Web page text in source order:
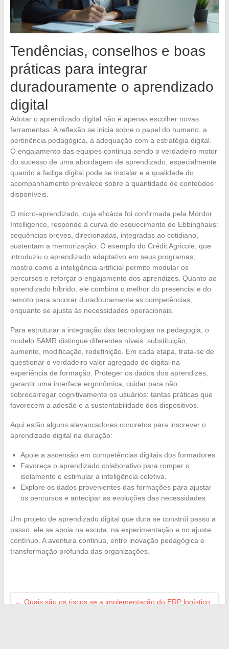
Tendências, conselhos e boas
práticas para integrar
duradouramente o aprendizado
digital
Adotar o aprendizado digital não é apenas escolher novas
ferramentas. A reflexão se inicia sobre o papel do humano, a
pertinência pedagógica, a adequação com a estratégia digital.
O engajamento das equipes continua sendo o verdadeiro motor
do sucesso de uma abordagem de aprendizado, especialmente
quando a fadiga digital pode se instalar e a qualidade do
acompanhamento prevalece sobre a quantidade de conteúdos
disponíveis.
O micro-aprendizado, cuja eficácia foi confirmada pela Mordor
Intelligence, responde à curva de esquecimento de Ebbinghaus:
sequências breves, direcionadas, integradas ao cotidiano,
sustentam a memorização. O exemplo do Crédit Agricole, que
introduziu o aprendizado adaptativo em seus programas,
mostra como a inteligência artificial permite modular os
percursos e reforçar o engajamento dos aprendizes. Quanto ao
aprendizado híbrido, ele combina o melhor do presencial e do
remoto para ancorar duradouramente as competências,
enquanto se ajusta às necessidades operacionais.
Para estruturar a integração das tecnologias na pedagogia, o
modelo SAMR distingue diferentes níveis: substituição,
aumento, modificação, redefinição. Em cada etapa, trata-se de
questionar o verdadeiro valor agregado do digital na
experiência de formação. Proteger os dados dos aprendizes,
garantir uma interface ergonômica, cuidar para não
sobrecarregar cognitivamente os usuários: tantas práticas que
favorecem a adesão e a sustentabilidade dos dispositivos.
Aqui estão alguns alavancadores concretos para inscrever o
aprendizado digital na duração:
Apoie a ascensão em competências digitais dos formadores.
Favoreça o aprendizado colaborativo para romper o
isolamento e estimular a inteligência coletiva.
Explore os dados provenientes das formações para ajustar
os percursos e antecipar as evoluções das necessidades.
Um projeto de aprendizado digital que dura se constrói passo a
passo: ele se apoia na escuta, na experimentação e no ajuste
contínuo. A aventura continua, entre inovação pedagógica e
transformação profunda das organizações.
← Quais são os riscos se a implementação do ERP logístico